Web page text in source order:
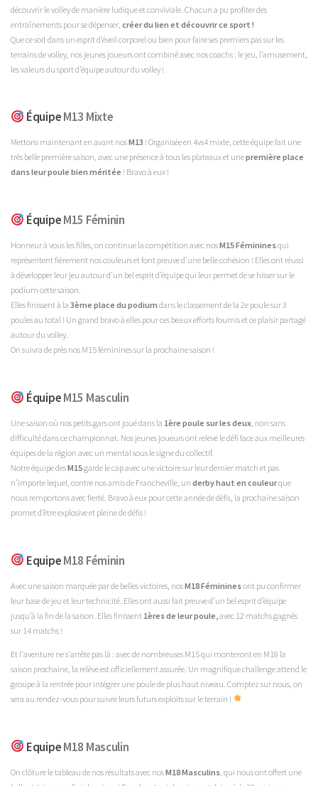
découvrir le volley de manière ludique et conviviale. Chacun a pu profiter des
entraînements pour se dépenser, créer du lien et découvrir ce sport !
Que ce soit dans un esprit d’éveil corporel ou bien pour faire ses premiers pas sur les
terrains de volley, nos jeunes joueurs ont combiné avec nos coachs : le jeu, l’amusement,
les valeurs du sport d’équipe autour du volley !
ÉquipeM13 Mixte
Mettons maintenant en avant nosM13 ! Organisée en 4vs4 mixte, cette équipe fait une
très belle première saison, avec une présence à tous les plateaux et unepremière place
dans leur poule bien méritée ! Bravo à eux !
ÉquipeM15 Féminin
Honneur à vous les filles, on continue la compétition avec nosM15 Fémininesqui
représentent fièrement nos couleurs et font preuve d’une belle cohésion ! Elles ont réussi
à développer leur jeu autour d’un bel esprit d’équipe qui leur permet de se hisser sur le
podium cette saison.
Elles finissent à la 3ème place du podium dans le classement de la 2e poule sur 3
poules au total ! Un grand bravo à elles pour ces beaux efforts fournis et ce plaisir partagé
autour du volley.
On suivra de près nos M15 féminines sur la prochaine saison !
ÉquipeM15 Masculin
Une saison où nos petits gars ont joué dans la 1ère poule sur les deux , non sans
difficulté dans ce championnat. Nos jeunes joueurs ont relevé le défi face aux meilleures
équipes de la région avec un mental sous le signe du collectif.
Notre équipe desM15garde le cap avec une victoire sur leur dernier match et pas
n’importe lequel, contre nos amis de Francheville, un derby haut en couleurque
nous remportons avec fierté. Bravo à eux pour cette année de défis, la prochaine saison
promet d’être explosive et pleine de défis !
EquipeM18 Féminin
Avec une saison marquée par de belles victoires, nosM18 Fémininesont pu confirmer
leur base de jeu et leur technicité. Elles ont aussi fait preuve d’un bel esprit d’équipe
jusqu’à la fin de la saison. Elles finissent 1ères de leur poule, avec 12 matchs gagnés
sur 14 matchs !
Et l'aventure ne s'arrête pas là : avec de nombreuses M15 qui monteront en M18 la
saison prochaine, la relève est officiellement assurée. Un magnifique challenge attend le
groupe à la rentrée pour intégrer une poule de plus haut niveau. Comptez sur nous, on
sera au rendez-vous pour suivre leurs futurs exploits sur le terrain !
EquipeM18 Masculin
On clôture le tableau de nos résultats avec nosM18 Masculins , qui nous ont offert une